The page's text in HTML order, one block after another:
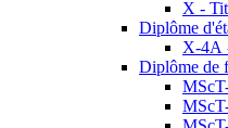
X -
Diplôme
X-4A
Diplôme de